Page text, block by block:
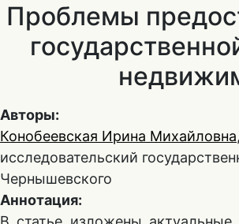
Проблемы
Авторы:
Конобеевская Ирина Михайловна
исследовательский
Чернышевского
Аннотация: